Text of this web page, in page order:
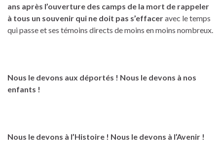
ans après l’ouverture des camps de la mort de rappeler
à tous un souvenir qui ne doit pas s’effaceravec le temps
qui passe et ses témoins directs de moins en moins nombreux.
Nous le devons aux déportés ! Nous le devons à nos
enfants !
Nous le devons à l’Histoire ! Nous le devons à l’Avenir !